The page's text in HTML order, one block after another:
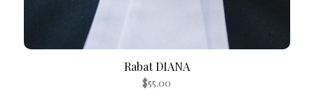
Rabat DIANA
$55.00